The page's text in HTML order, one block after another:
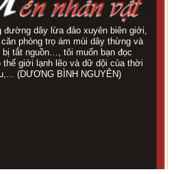
đường dây lừa đảo xuyên biên giới,
phòng trọ ám mùi dây thừng và
bị tắt nguồn…, tôi muốn bạn đọc
giới lạnh lẽo và dữ dội của thời
(DƯƠNG BÌNH NGUYÊN)